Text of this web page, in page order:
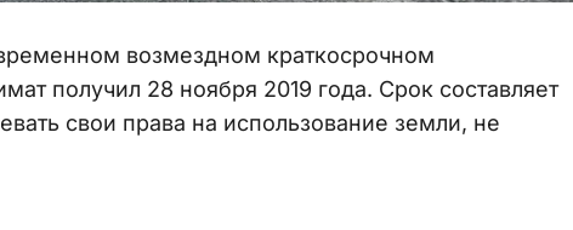
возмездном краткосрочном
получил 28 ноября 2019 года. Срок составляет
свои права на использование земли, не